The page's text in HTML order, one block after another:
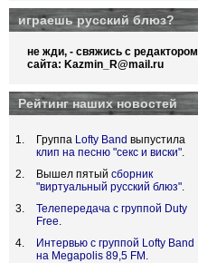
играешь русский блюз?
не жди, - свяжись с редактором
сайта: Kazmin_R@mail.ru
Рейтинг наших новостей
Группа Lofty Band выпустила
клип на песню "секс и виски"
Вышел пятый сборник
"виртуальный русский блюз"
Телепередача с группой Duty
Free
Интервью с группой Lofty Band
на Megapolis 89,5 FM